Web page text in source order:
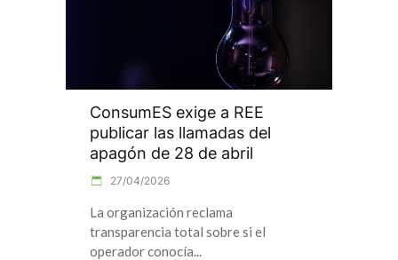
ConsumES exige a REE
publicar las llamadas del
apagón de 28 de abril
27/04/2026
La organización reclama
transparencia total sobre si el
operador conocía